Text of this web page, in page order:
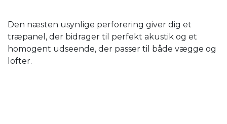
Den næsten usynlige perforering giver dig et
træpanel, der bidrager til perfekt akustik og et
homogent udseende, der passer til både vægge og
lofter.